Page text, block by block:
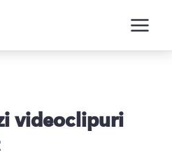
videoclipuri